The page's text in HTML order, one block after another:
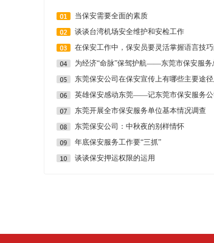
当保安需要全面的素质
谈谈台湾机场安全维护和安检工作
在保安工作中，保安员要灵活掌握语言技巧
东莞保安公司在保安宣传上有哪些主要途
东莞开展全市保安服务单位基本情况调查
东莞保安公司：中秋夜的别样情怀
年底保安服务工作要“三抓”
谈谈保安押运权限的运用